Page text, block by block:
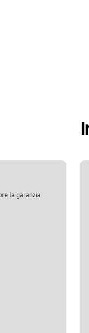
la garanzia